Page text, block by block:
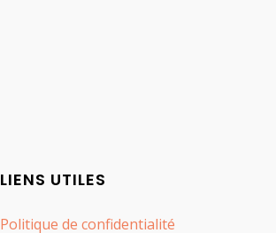
LIENS UTILES
Politique de confidentialité